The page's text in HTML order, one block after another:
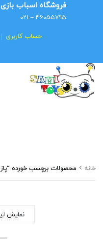
فروشگاه اسباب
46055795 – 021
حساب کاربری
خانه محصولات برچسب خورده
نمایش